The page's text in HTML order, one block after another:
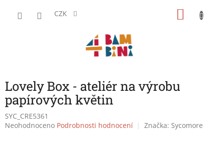
CZK
Lovely Box - ateliér na výrobu
papírových květin
SYC_CRE5361
Průměrné
Neohodnoceno Podrobnosti hodnocení Značka: Sycomore